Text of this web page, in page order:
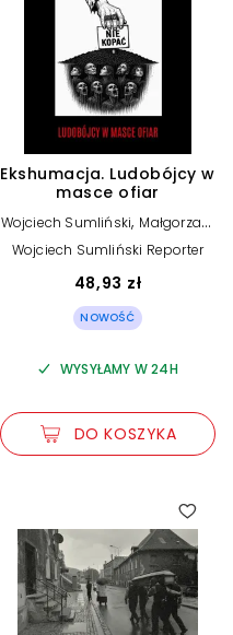
Ekshumacja. Ludobójcy w
masce ofiar
Wojciech Sumliński, Małgorzata
Grupa
Wojciech Sumliński Reporter
48,93 zł
NOWOŚĆ
WYSYŁAMY W 24H
DO KOSZYKA